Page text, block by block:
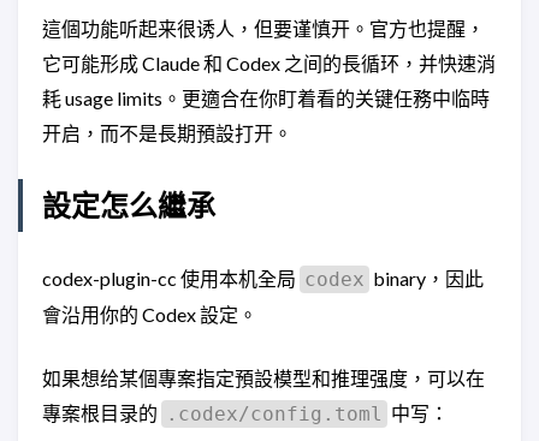
這個功能听起来很诱人，但要谨慎开。官方也提醒，
它可能形成 Claude 和 Codex 之间的長循环，并快速消
耗 usage limits。更適合在你盯着看的关键任務中临時
开启，而不是長期預設打开。
設定怎么繼承
codex-plugin-cc 使用本机全局 codex binary，因此
會沿用你的 Codex 設定。
如果想给某個專案指定預設模型和推理强度，可以在
專案根目录的
.codex/config.toml 中写：